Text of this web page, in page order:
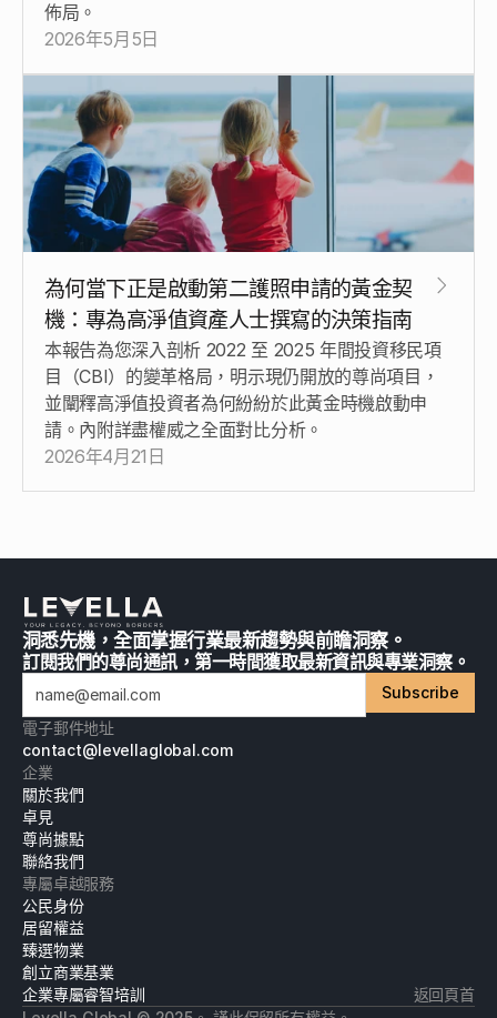
佈局。
2026年5月5日
為何當下正是啟動第二護照申請的黃金契
機：專為高淨值資產人士撰寫的決策指南
本報告為您深入剖析 2022 至 2025 年間投資移民項
目（CBI）的變革格局，明示現仍開放的尊尚項目，
並闡釋高淨值投資者為何紛紛於此黃金時機啟動申
請。內附詳盡權威之全面對比分析。
2026年4月21日
訂閱我們的尊尚通訊，第一時間獲取最新資訊與專業洞察。
洞悉先機，全面掌握行業最新趨勢與前瞻洞察。
Subscribe
電子郵件地址
contact@levellaglobal.com
企業
關於我們
卓見
尊尚據點
聯絡我們
專屬卓越服務
公民身份
居留權益
臻選物業
創立商業基業
企業專屬睿智培訓
返回頁首